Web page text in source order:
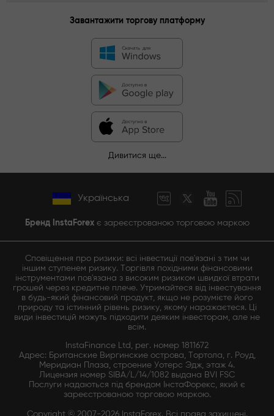
Завантажити торгову платформу
Дивитися ще...
Українська
Бренд InstaForexє зареєстрованою торговою маркою
Сповіщення про ризики: всі інвестиції пов'язані з тим чи
іншим ступенем ризику. Торгівля похідними фінансовими
інструментами пов'язана з високим ризиком швидкої втрати
грошей через кредитне плече. Утримайтеся від інвестування
в будь-який фінансовий продукт, якщо не розумієте його
природу та істинний рівень ризику, якому наражаєтеся. Ці
види інвестицій можуть підходити деяким інвесторам, але не
всім.
InstaFinance Ltd, рег. номер 1811672
Адрес: Британские Виргинские острова, Тортола, г. Роуд,
Меридиан Плаза, строение Уотерс Эдж, этаж 4.
Лицензия номер SIBA/L/14/1082 выдана BVI FSC
Послуги надаються під брендом ІнстаФорекс, який є
зареєстрованою торговою маркою.
Copyright © 2007-2026 InstaForex. Всі права захищені.